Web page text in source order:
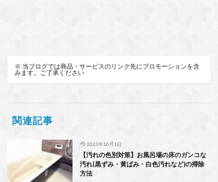
※ 当ブログでは商品・サービスのリンク先にプロモーションを含
みます。ご了承ください
関連記事
2023年10月1日
【汚れの色別対策】お風呂場の床のガンコな
汚れ(黒ずみ・黄ばみ・白色汚れなど)の掃除
方法